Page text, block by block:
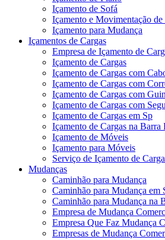
Içamento de Sofá
Içamento e Movimentação de
Içamento para Mudança
Içamentos de Cargas
Empresa de Içamento de
Içamento de Cargas
Içamento de Cargas com
Içamento de Cargas com
Içamento de Cargas com
Içamento de Cargas com
Içamento de Cargas em Sp
Içamento de Cargas na Barra
Içamento de Móveis
Içamento para Móveis
Serviço de Içamento de
Mudanças
Caminhão para Mudança
Caminhão para Mudança em
Caminhão para Mudança na
Empresa de Mudança
Empresa Que Faz Mudança
Empresas de Mudança